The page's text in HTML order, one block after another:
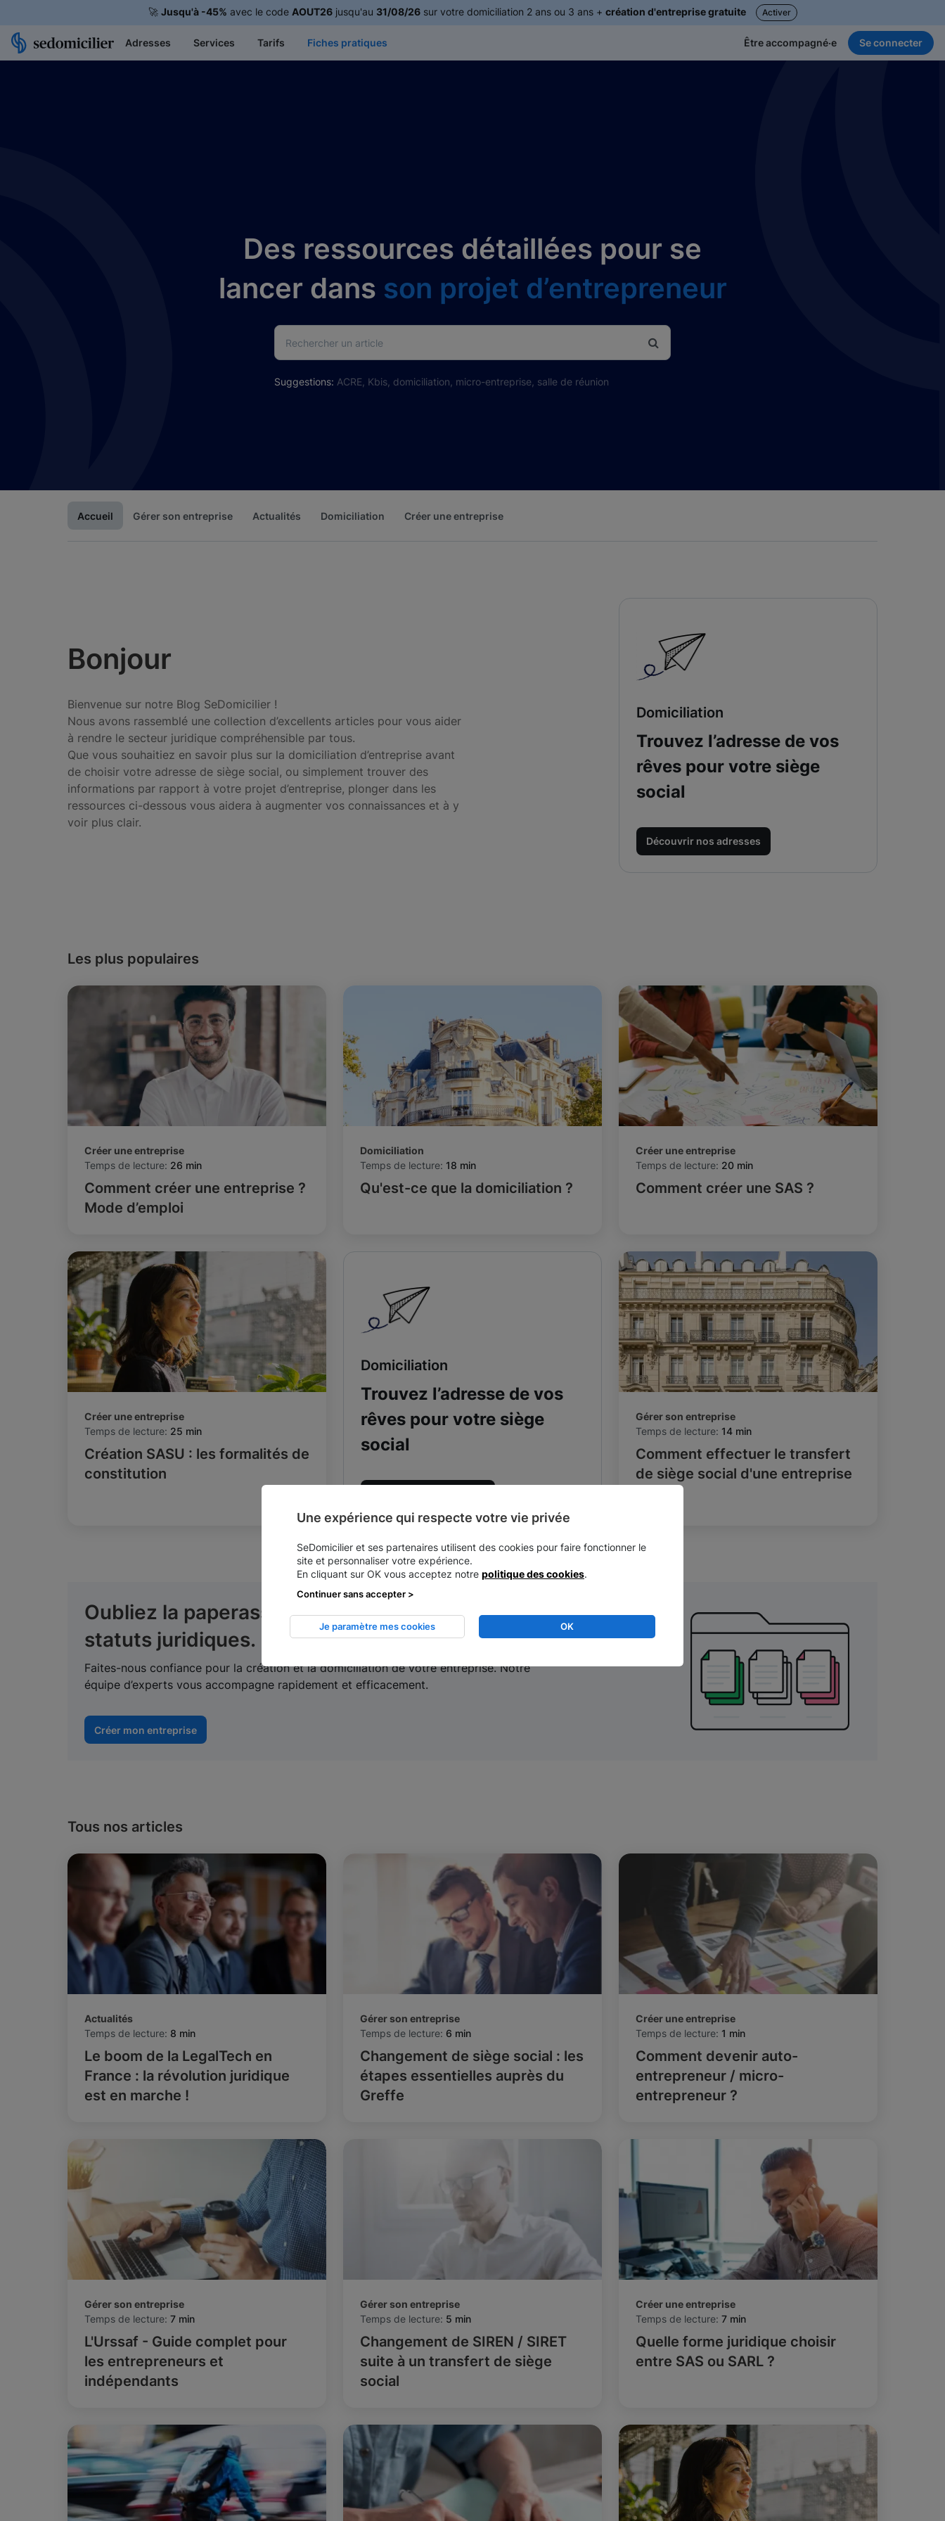
🚀 Jusqu'à -45% avec le code AOUT26jusqu'au 31/08/26sur votre domiciliation 2 ans ou 3 ans + création d'entreprise gratuite Activer
Adresses Services Tarifs Fiches pratiques Être accompagné·e Se connecter
Des ressources détaillées pour se
lancer dans son projet d’entrepreneur
Suggestions: ACRE, Kbis, domiciliation, micro-entreprise, salle de réunion
Accueil Gérer son entreprise Actualités Domiciliation Créer une entreprise
Bonjour
Bienvenue sur notre Blog SeDomicilier !
Nous avons rassemblé une collection d’excellents articles pour vous aider
à rendre le secteur juridique compréhensible par tous.
Que vous souhaitiez en savoir plus sur la domiciliation d’entreprise avant
de choisir votre adresse de siège social, ou simplement trouver des
informations par rapport à votre projet d’entreprise, plonger dans les
ressources ci-dessous vous aidera à augmenter vos connaissances et à y
voir plus clair.
Domiciliation
Trouvez l’adresse de vos
rêves pour votre siège
social
Découvrir nos adresses
Les plus populaires
Créer une entreprise
Temps de lecture: 26 min
Comment créer une entreprise ?
Mode d’emploi
Domiciliation
Temps de lecture: 18 min
Qu'est-ce que la domiciliation ?
Créer une entreprise
Temps de lecture: 20 min
Comment créer une SAS ?
Créer une entreprise
Temps de lecture: 25 min
Création SASU : les formalités de
constitution
Domiciliation
Trouvez l’adresse de vos
rêves pour votre siège
social
Gérer son entreprise
Temps de lecture: 14 min
Comment effectuer le transfert
de siège social d'une entreprise
Oubliez la paperasse, on s'occupe de vos
statuts juridiques.
Faites-nous confiance pour la création et la domiciliation de votre entreprise. Notre
équipe d’experts vous accompagne rapidement et efficacement.
Créer mon entreprise
Tous nos articles
Actualités
Temps de lecture: 8 min
Le boom de la LegalTech en
France : la révolution juridique
est en marche !
Gérer son entreprise
Temps de lecture: 6 min
Changement de siège social : les
étapes essentielles auprès du
Greffe
Créer une entreprise
Temps de lecture: 1 min
Comment devenir auto-
entrepreneur / micro-
entrepreneur ?
Gérer son entreprise
Temps de lecture: 7 min
L'Urssaf - Guide complet pour
les entrepreneurs et
indépendants
Gérer son entreprise
Temps de lecture: 5 min
Changement de SIREN / SIRET
suite à un transfert de siège
social
Créer une entreprise
Temps de lecture: 7 min
Quelle forme juridique choisir
entre SAS ou SARL ?
Une expérience qui respecte votre vie privée
SeDomicilier et ses partenaires utilisent des cookies pour faire fonctionner le
site et personnaliser votre expérience.
En cliquant sur OK vous acceptez notre politique des cookies.
OK
Je paramètre mes cookies
Continuer sans accepter >